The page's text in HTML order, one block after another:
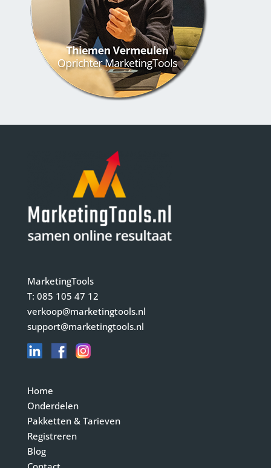
MarketingTools
T: 085 105 47 12
verkoop@marketingtools.nl
support@marketingtools.nl
Home
Onderdelen
Pakketten & Tarieven
Registreren
Blog